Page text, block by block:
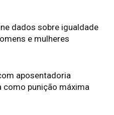
dados sobre igualdade
e mulheres
aposentadoria
como punição máxima